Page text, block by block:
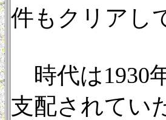
件もクリアし
時代は1930
支配されてい